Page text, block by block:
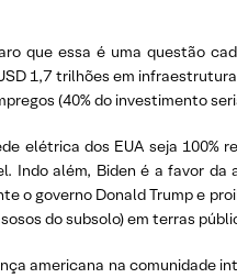
que essa é uma questão
1,7 trilhões em
(40% do investimento
elétrica dos EUA seja
Indo além, Biden é a favor
o governo Donald Trump e
do subsolo) em terras
americana na comunidade